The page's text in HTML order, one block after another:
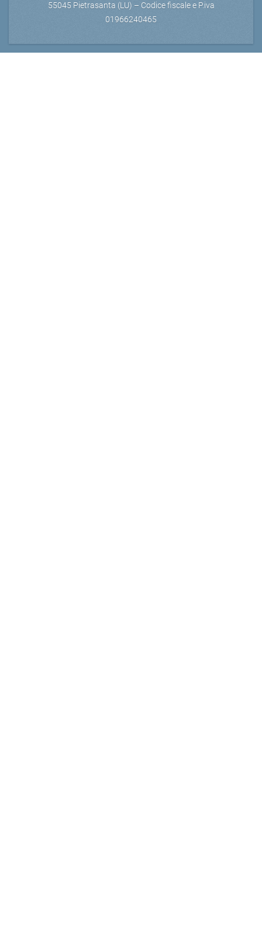
55045 Pietrasanta (LU) – Codice fiscale e P.iva
01966240465